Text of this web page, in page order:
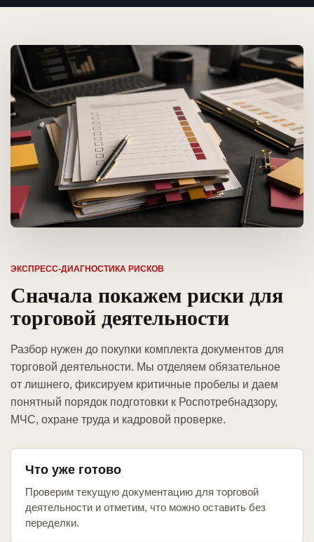
ЭКСПРЕСС-ДИАГНОСТИКА РИСКОВ
Сначала покажем риски для
торговой деятельности
Разбор нужен до покупки комплекта документов для
торговой деятельности. Мы отделяем обязательное
от лишнего, фиксируем критичные пробелы и даем
понятный порядок подготовки к Роспотребнадзору,
МЧС, охране труда и кадровой проверке.
Что уже готово
Проверим текущую документацию для торговой
деятельности и отметим, что можно оставить без
переделки.